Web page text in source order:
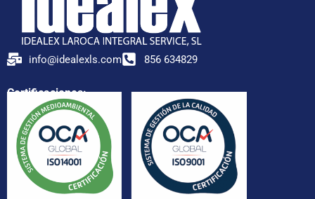
info@idealexls.com 856 634829
Certificaciones: